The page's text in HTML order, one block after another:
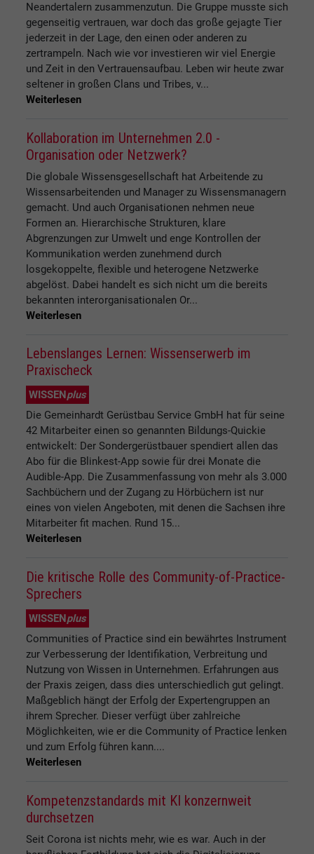
Neandertalern zusammenzutun. Die Gruppe musste sich
gegenseitig vertrauen, war doch das große gejagte Tier
jederzeit in der Lage, den einen oder anderen zu
zertrampeln. Nach wie vor investieren wir viel Energie
und Zeit in den Vertrauensaufbau. Leben wir heute zwar
seltener in großen Clans und Tribes, v...
Weiterlesen
Kollaboration im Unternehmen 2.0 -
Organisation oder Netzwerk?
Die globale Wissensgesellschaft hat Arbeitende zu
Wissensarbeitenden und Manager zu Wissensmanagern
gemacht. Und auch Organisationen nehmen neue
Formen an. Hierarchische Strukturen, klare
Abgrenzungen zur Umwelt und enge Kontrollen der
Kommunikation werden zunehmend durch
losgekoppelte, flexible und heterogene Netzwerke
abgelöst. Dabei handelt es sich nicht um die bereits
bekannten interorganisationalen Or...
Weiterlesen
Lebenslanges Lernen: Wissenserwerb im
Praxischeck
WISSEN plus
Die Gemeinhardt Gerüstbau Service GmbH hat für seine
42 Mitarbeiter einen so genannten Bildungs-Quickie
entwickelt: Der Sondergerüstbauer spendiert allen das
Abo für die Blinkest-App sowie für drei Monate die
Audible-App. Die Zusammenfassung von mehr als 3.000
Sachbüchern und der Zugang zu Hörbüchern ist nur
eines von vielen Angeboten, mit denen die Sachsen ihre
Mitarbeiter fit machen. Rund 15...
Weiterlesen
Die kritische Rolle des Community-of-Practice-
Sprechers
WISSENplus
Communities of Practice sind ein bewährtes Instrument
zur Verbesserung der Identifikation, Verbreitung und
Nutzung von Wissen in Unternehmen. Erfahrungen aus
der Praxis zeigen, dass dies unterschiedlich gut gelingt.
Maßgeblich hängt der Erfolg der Expertengruppen an
ihrem Sprecher. Dieser verfügt über zahlreiche
Möglichkeiten, wie er die Community of Practice lenken
und zum Erfolg führen kann....
Weiterlesen
Kompetenzstandards mit KI konzernweit
durchsetzen
Seit Corona ist nichts mehr, wie es war. Auch in der